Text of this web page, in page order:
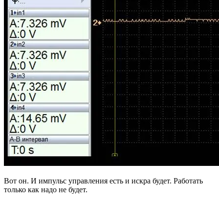
Вот он. И импульс управления есть и искра будет. Работать
только как надо не будет.